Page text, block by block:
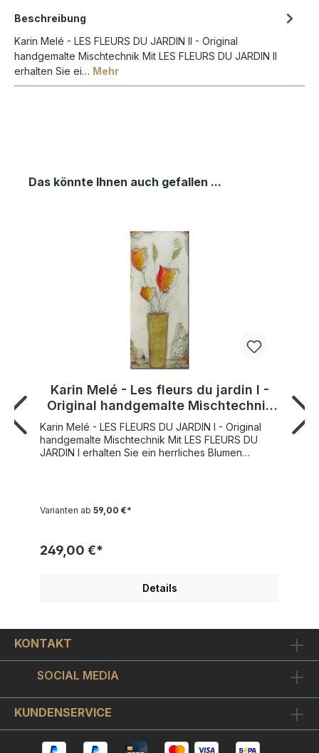
Beschreibung
Karin Melé - LES FLEURS DU JARDIN II - Original
handgemalte Mischtechnik Mit LES FLEURS DU JARDIN II
erhalten Sie ei… Mehr
Das könnte Ihnen auch gefallen ...
Karin Melé - Les fleurs du jardin I -
Original handgemalte Mischtechnik
-40 x 90 cm
Karin Melé - LES FLEURS DU JARDIN I - Original
handgemalte Mischtechnik Mit LES FLEURS DU
JARDIN I erhalten Sie ein herrliches Blumen
warmen, heimelig anmutenden Atmosphäre und
Farbschichten auf, die dann kunstvoll mit Schabe
kreiert die Künstlerin spannende Farblandschaften
mit einem plastischen 3D-Effekt. Diese neue
eigenen Ausdruckskraft dieses Kunstwerkes
erfreuen.LES FLEURS DU JARDIN I ist in einer
Mixed Media Technik auf Leinwand gearbeitet.
Jedes Exemplar ist individuell gestaltet (da jedes
von der Künstlerin noch einmal gesondert von
Hand überarbeitet wurde), handsigniert und auf
nur 99 Exemplare limitiert verteilt auf alle
jedem Karin Melé Leinwandbild erhalten Sie auch
Varianten ab 59,00 €*
249,00 €*
Details
KONTAKT
SOCIAL MEDIA
KUNDENSERVICE